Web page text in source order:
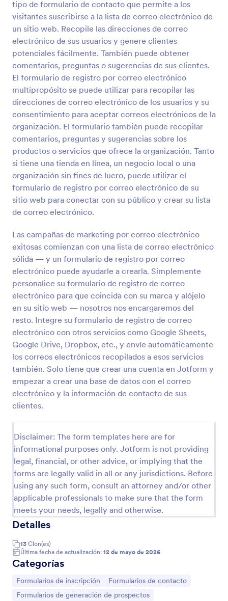
tipo de formulario de contacto que permite a los
visitantes suscribirse a la lista de correo electrónico de
un sitio web. Recopile las direcciones de correo
electrónico de sus usuarios y genere clientes
potenciales fácilmente. También puede obtener
comentarios, preguntas o sugerencias de sus clientes.
El formulario de registro por correo electrónico
multipropósito se puede utilizar para recopilar las
direcciones de correo electrónico de los usuarios y su
consentimiento para aceptar correos electrónicos de la
organización. El formulario también puede recopilar
comentarios, preguntas y sugerencias sobre los
productos o servicios que ofrece la organización. Tanto
si tiene una tienda en línea, un negocio local o una
organización sin fines de lucro, puede utilizar el
formulario de registro por correo electrónico de su
sitio web para conectar con su público y crear su lista
de correo electrónico.
Las campañas de marketing por correo electrónico
exitosas comienzan con una lista de correo electrónico
sólida — y un formulario de registro por correo
electrónico puede ayudarle a crearla. Simplemente
personalice su formulario de registro de correo
electrónico para que coincida con su marca y alójelo
en su sitio web — nosotros nos encargaremos del
resto. Integre su formulario de registro de correo
electrónico con otros servicios como Google Sheets,
Google Drive, Dropbox, etc., y envíe automáticamente
los correos electrónicos recopilados a esos servicios
también. Solo tiene que crear una cuenta en Jotform y
empezar a crear una base de datos con el correo
electrónico y la información de contacto de sus
clientes.
Disclaimer: The form templates here are for
informational purposes only. Jotform is not providing
legal, financial, or other advice, or implying that the
forms are legally valid in all or any jurisdictions. Before
using any such form, consult an attorney and/or other
applicable professionals to make sure that the form
meets your needs, legally and otherwise.
Detalles
13 Clon(es)
Última fecha de actualización: 12 de mayo de 2026
Categorías
Ir a Categoría:
Formularios de inscripción Ir a Categoría:
Formularios de contacto
Ir a Categoría:
Formularios de generación de prospectos
Vista previa
Formulario De Citas Médicas
Un formulario de citas médicas permite a los
pacientes solicitar citas médicas en línea.
Go to Category:
Formularios de inscripción
Usar plantilla
Vista previa